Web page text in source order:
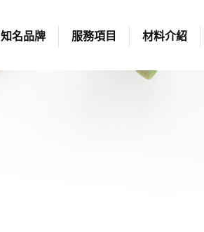
知名品牌 服務項目 材料介紹